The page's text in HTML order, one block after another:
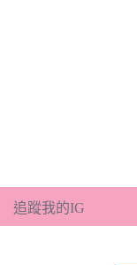
追蹤我的IG